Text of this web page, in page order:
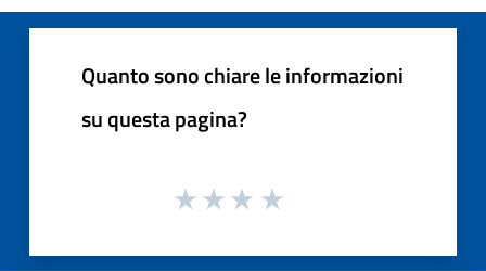
Quanto sono chiare le informazioni
su questa pagina?